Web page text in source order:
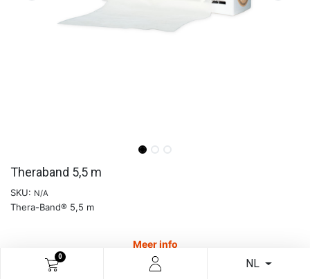
0
NL
Theraband 5,5 m
SKU: N/A
Thera-Band® 5,5 m
Meer info
16,58